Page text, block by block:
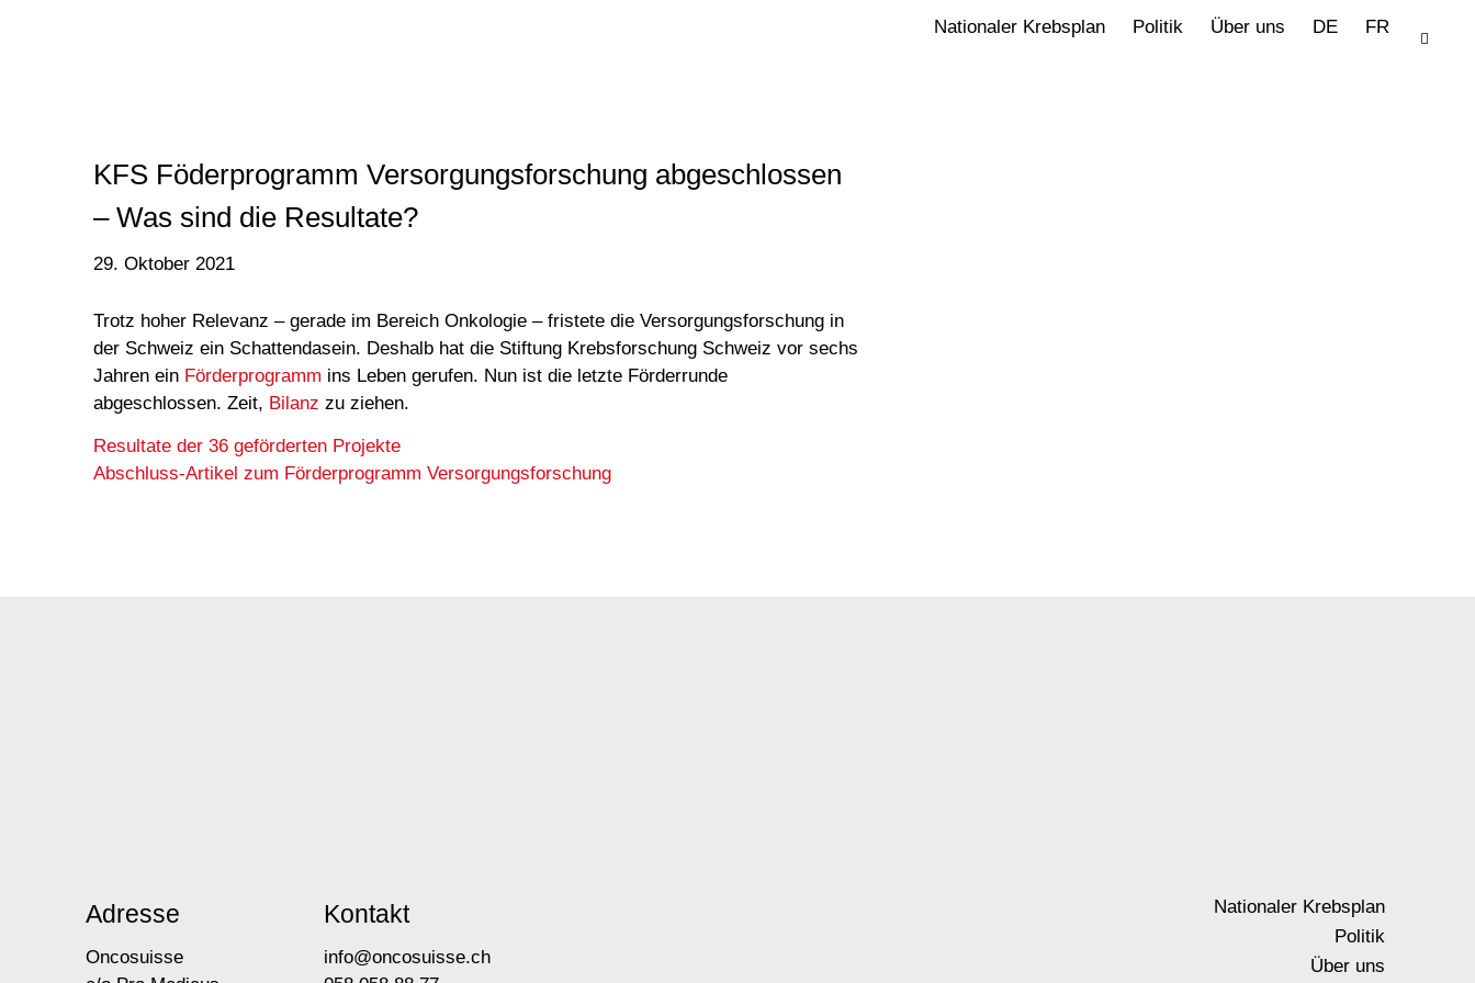
Nationaler Krebsplan Politik Über uns DE FR
KFS Föderprogramm Versorgungsforschung abgeschlossen
– Was sind die Resultate?
29. Oktober 2021
Trotz hoher Relevanz – gerade im Bereich Onkologie – fristete die Versorgungsforschung in
der Schweiz ein Schattendasein. Deshalb hat die Stiftung Krebsforschung Schweiz vor sechs
Jahren ein Förderprogramm ins Leben gerufen. Nun ist die letzte Förderrunde
abgeschlossen. Zeit, Bilanz zu ziehen.
Resultate der 36 geförderten Projekte
Abschluss-Artikel zum Förderprogramm Versorgungsforschung
Adresse
Oncosuisse
Kontakt
info@oncosuisse.ch
Nationaler Krebsplan
Politik
Über uns